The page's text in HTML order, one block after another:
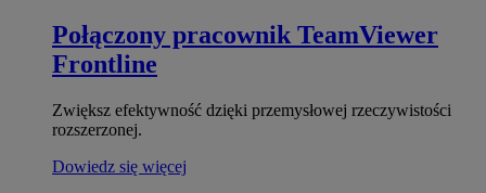
Połączony pracownik TeamViewer
Frontline
Zwiększ efektywność dzięki przemysłowej rzeczywistości
rozszerzonej.
Dowiedz się więcej